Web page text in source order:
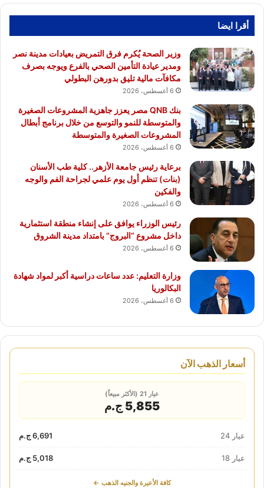
أقرا ايضا
وزير الصحة يُكرم فرق التمريض بعيادات مدينة نصر
ومدير عيادة التأمين الصحي بالفرع ويوجه بصرف
مكافآت مالية تليق بدورهن البطولي
6 أغسطس، 2026
بنك QNB مصر يعزز جاهزية المشروعات الصغيرة
والمتوسطة للنمو والتوسع من خلال برنامج أبطال
المشروعات الصغيرة والمتوسطة
6 أغسطس، 2026
برعاية رئيس جامعة الأزهر.. كلية طب الأسنان
(بنات) تنظم أول يوم علمي لجراحة الفم والوجه
والفكين
6 أغسطس، 2026
رئيس الوزراء يوافق على إنشاء منطقة استثمارية
داخل مشروع “البروج” بامتداد مدينة الشروق
6 أغسطس، 2026
وزارة التعليم: عدد ساعات دراسية أكبر لمواد شهادة
البكالوريا
6 أغسطس، 2026
أسعار الذهب الآن
عيار 21 (الأكثر مبيعاً)
5,855 ج.م
عيار 24 6,691 ج.م
عيار 18 5,018 ج.م
كافة الأعيرة والجنيه الذهب ←